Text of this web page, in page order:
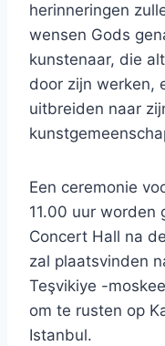
herinneringen
wensen Gods
kunstenaar, die
door zijn werken,
uitbreiden naar
Een ceremonie
11.00 uur worden
Concert Hall na
zal plaatsvinden
Teşvikiye -
om te rusten op
Istanbul.